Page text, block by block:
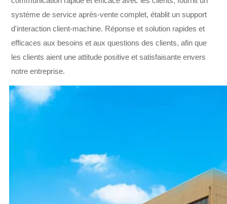
système de service après-vente complet, établit un support
d'interaction client-machine. Réponse et solution rapides et
efficaces aux besoins et aux questions des clients, afin que
les clients aient une attitude positive et satisfaisante envers
notre entreprise.